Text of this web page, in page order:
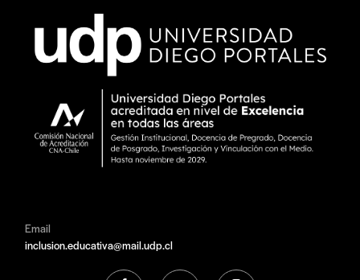
Email
inclusion.educativa@mail.udp.cl